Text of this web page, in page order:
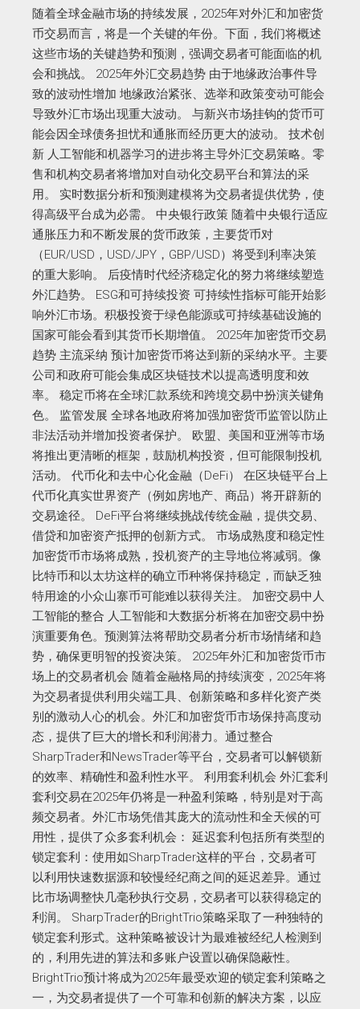
随着全球金融市场的持续发展，2025年对外汇和加密货
币交易而言，将是一个关键的年份。下面，我们将概述
这些市场的关键趋势和预测，强调交易者可能面临的机
会和挑战。 2025年外汇交易趋势 由于地缘政治事件导
致的波动性增加 地缘政治紧张、选举和政策变动可能会
导致外汇市场出现重大波动。 与新兴市场挂钩的货币可
能会因全球债务担忧和通胀而经历更大的波动。 技术创
新 人工智能和机器学习的进步将主导外汇交易策略。零
售和机构交易者将增加对自动化交易平台和算法的采
用。 实时数据分析和预测建模将为交易者提供优势，使
得高级平台成为必需。 中央银行政策 随着中央银行适应
通胀压力和不断发展的货币政策，主要货币对
（EUR/USD，USD/JPY，GBP/USD）将受到利率决策
的重大影响。 后疫情时代经济稳定化的努力将继续塑造
外汇趋势。 ESG和可持续投资 可持续性指标可能开始影
响外汇市场。积极投资于绿色能源或可持续基础设施的
国家可能会看到其货币长期增值。 2025年加密货币交易
趋势 主流采纳 预计加密货币将达到新的采纳水平。主要
公司和政府可能会集成区块链技术以提高透明度和效
率。 稳定币将在全球汇款系统和跨境交易中扮演关键角
色。 监管发展 全球各地政府将加强加密货币监管以防止
非法活动并增加投资者保护。 欧盟、美国和亚洲等市场
将推出更清晰的框架，鼓励机构投资，但可能限制投机
活动。 代币化和去中心化金融（DeFi） 在区块链平台上
代币化真实世界资产（例如房地产、商品）将开辟新的
交易途径。 DeFi平台将继续挑战传统金融，提供交易、
借贷和加密资产抵押的创新方式。 市场成熟度和稳定性
加密货币市场将成熟，投机资产的主导地位将减弱。像
比特币和以太坊这样的确立币种将保持稳定，而缺乏独
特用途的小众山寨币可能难以获得关注。 加密交易中人
工智能的整合 人工智能和大数据分析将在加密交易中扮
演重要角色。预测算法将帮助交易者分析市场情绪和趋
势，确保更明智的投资决策。 2025年外汇和加密货币市
场上的交易者机会 随着金融格局的持续演变，2025年将
为交易者提供利用尖端工具、创新策略和多样化资产类
别的激动人心的机会。外汇和加密货币市场保持高度动
态，提供了巨大的增长和利润潜力。通过整合
SharpTrader和NewsTrader等平台，交易者可以解锁新
的效率、精确性和盈利性水平。 利用套利机会 外汇套利
套利交易在2025年仍将是一种盈利策略，特别是对于高
频交易者。外汇市场凭借其庞大的流动性和全天候的可
用性，提供了众多套利机会： 延迟套利包括所有类型的
锁定套利：使用如SharpTrader这样的平台，交易者可
以利用快速数据源和较慢经纪商之间的延迟差异。通过
比市场调整快几毫秒执行交易，交易者可以获得稳定的
利润。 SharpTrader的BrightTrio策略采取了一种独特的
锁定套利形式。这种策略被设计为最难被经纪人检测到
的，利用先进的算法和多账户设置以确保隐蔽性。
BrightTrio预计将成为2025年最受欢迎的锁定套利策略之
一，为交易者提供了一个可靠和创新的解决方案，以应